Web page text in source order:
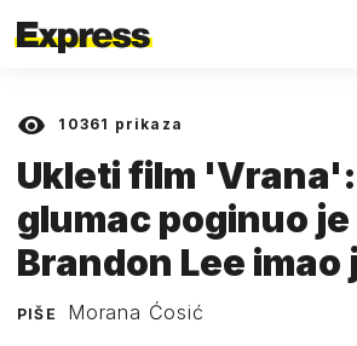
10361 prikaza
Ukleti film
glumac poginuo
Brandon Lee imao
PIŠE Morana Ćosić